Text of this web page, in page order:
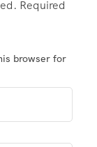
Required
browser for